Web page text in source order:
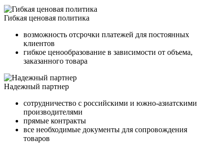
Гибкая ценовая политика
возможность отсрочки платежей для постоянных
клиентов
гибкое ценообразование в зависимости от объема,
заказанного товара
Надежный партнер
сотрудничество с российскими и южно-азиатскими
производителями
прямые контракты
все необходимые документы для сопровождения
товаров